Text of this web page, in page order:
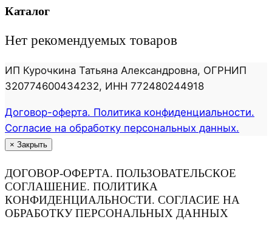
Каталог
Нет рекомендуемых товаров
ИП Курочкина Татьяна Александровна, ОГРНИП
320774600434232, ИНН 772480244918
Договор-оферта. Политика конфиденциальности.
Согласие на обработку персональных данных.
× Закрыть
ДОГОВОР-ОФЕРТА. ПОЛЬЗОВАТЕЛЬСКОЕ
СОГЛАШЕНИЕ. ПОЛИТИКА
КОНФИДЕНЦИАЛЬНОСТИ. СОГЛАСИЕ НА
ОБРАБОТКУ ПЕРСОНАЛЬНЫХ ДАННЫХ